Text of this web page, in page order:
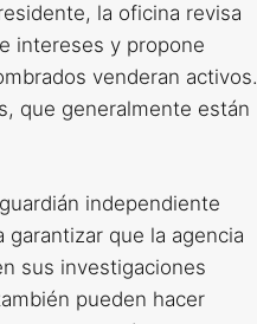
la oficina revisa
intereses y propone
venderan activos.
que generalmente están
independiente
que la agencia
sus investigaciones
pueden hacer